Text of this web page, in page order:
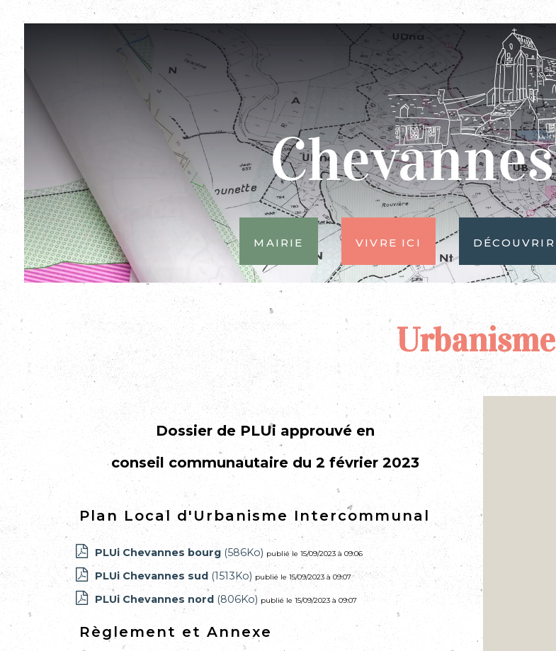
Mairie Vivre ici Découvrir
Urbanisme
Dossier de PLUi approuvé en
conseil communautaire du 2 février 2023
Plan Local d'Urbanisme Intercommunal
PLUi Chevannes bourg (586Ko) publié le 15/09/2023 à 09:06
PLUi Chevannes sud (1513Ko)publié le 15/09/2023 à 09:07
PLUi Chevannes nord (806Ko)publié le 15/09/2023 à 09:07
Règlement et Annexe